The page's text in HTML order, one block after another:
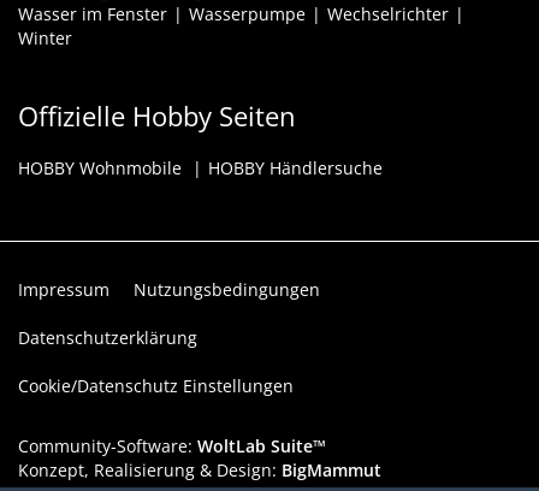
Wasser im Fenster
Wasserpumpe
Wechselrichter
Winter
Offizielle Hobby Seiten
HOBBY Wohnmobile HOBBY Händlersuche
Impressum Nutzungsbedingungen
Datenschutzerklärung
Cookie/Datenschutz Einstellungen
Community-Software: WoltLab Suite™
Konzept, Realisierung & Design: BigMammut